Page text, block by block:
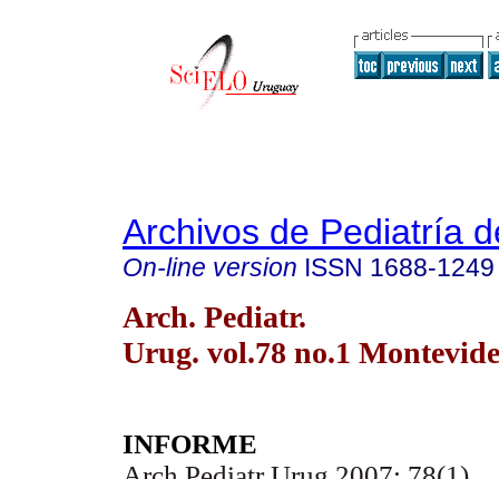
Archivos de Pediatría
On-line version ISSN 1688-1249
Arch. Pediatr.
Urug. vol.78 no.1
INFORME